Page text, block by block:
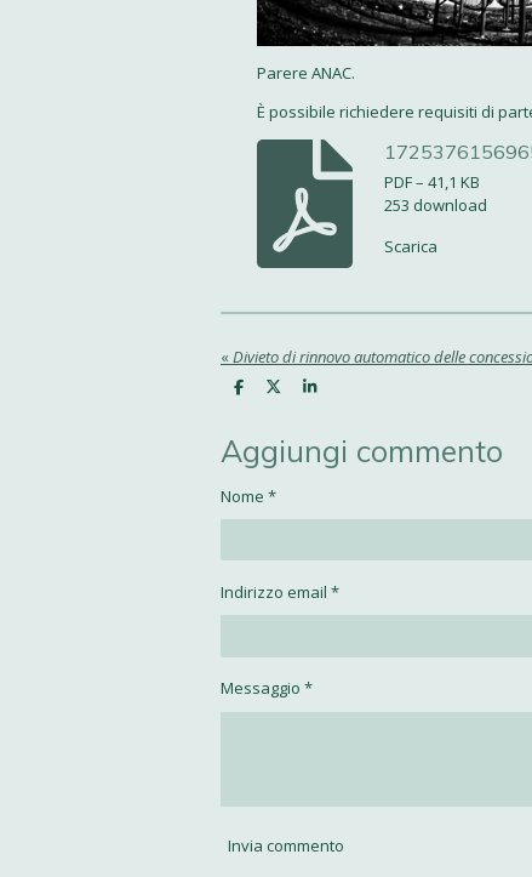
Parere ANAC.
È possibile richiedere requisiti di
PDF – 41,1 KB
253 download
Scarica
« Divieto di rinnovo automatico delle
C
i
d
i
C
i
v
i
d
i
C
i
i
Aggiungi commento
Nome *
Indirizzo email *
Messaggio *
Invia commento